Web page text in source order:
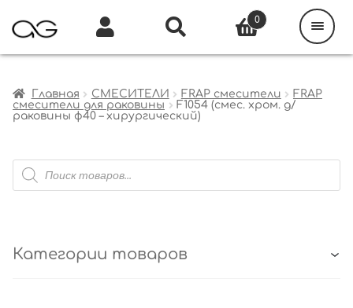
Главная СМЕСИТЕЛИ FRAP смесители
FRAP
смесители для раковины
F1054 (смес. хром. д/
раковины ф40 – хирургический)
Поиск
товаров
Категории товаров
0